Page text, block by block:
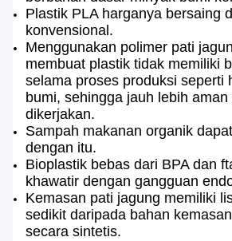
Plastik PLA harganya bersaing
konvensional.
Menggunakan polimer pati
membuat plastik tidak memiliki
selama proses produksi seperti
bumi, sehingga jauh lebih aman
dikerjakan.
Sampah makanan organik
dengan itu.
Bioplastik bebas dari BPA dan
khawatir dengan gangguan
Kemasan pati jagung memiliki
sedikit daripada bahan
secara sintetis.